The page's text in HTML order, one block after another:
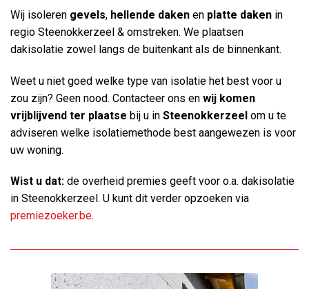
Wij isoleren gevels, hellende daken en platte daken in
regio Steenokkerzeel & omstreken. We plaatsen
dakisolatie zowel langs de buitenkant als de binnenkant.
Weet u niet goed welke type van isolatie het best voor u
zou zijn? Geen nood. Contacteer ons en wij komen
vrijblijvend ter plaatse bij u in Steenokkerzeel om u te
adviseren welke isolatiemethode best aangewezen is voor
uw woning.
Wist u dat: de overheid premies geeft voor o.a. dakisolatie
in Steenokkerzeel. U kunt dit verder opzoeken via
premiezoeker.be.